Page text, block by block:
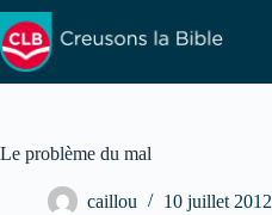
Passer
au
contenu
Le problème du mal
caillou
10 juillet 2012